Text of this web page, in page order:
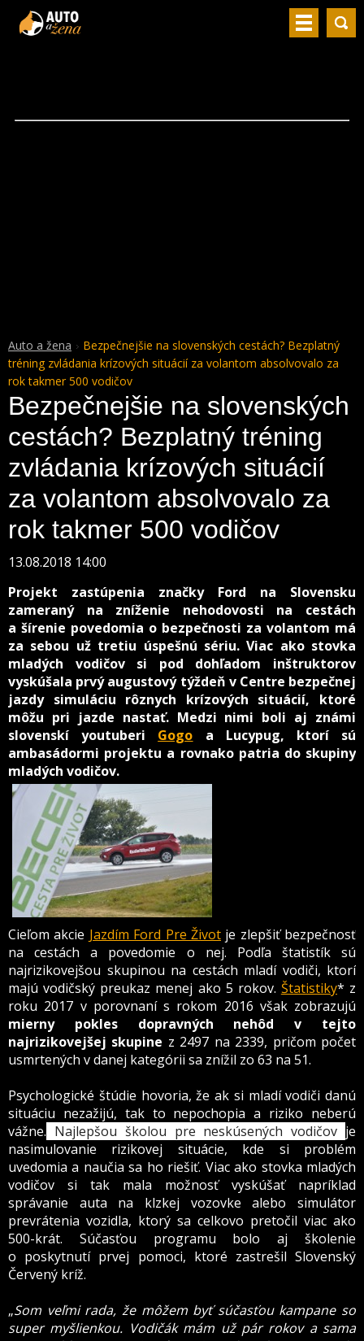
Auto a žena
Bezpečnejšie na slovenských cestách? Bezplatný
tréning zvládania krízových situácií za volantom absolvovalo za
rok takmer 500 vodičov
Bezpečnejšie na slovenských
cestách? Bezplatný tréning
zvládania krízových situácií
za volantom absolvovalo za
rok takmer 500 vodičov
13.08.2018 14:00
Projekt zastúpenia značky Ford na Slovensku
zameraný na zníženie nehodovosti na cestách
a šírenie povedomia o bezpečnosti za volantom má
za sebou už tretiu úspešnú sériu. Viac ako stovka
mladých vodičov si pod dohľadom inštruktorov
vyskúšala prvý augustový týždeň v Centre bezpečnej
jazdy simuláciu rôznych krízových situácií, ktoré
môžu pri jazde nastať. Medzi nimi boli aj známi
slovenskí youtuberi Gogo a Lucypug, ktorí sú
ambasádormi projektu a rovnako patria do skupiny
mladých vodičov.
Cieľom akcie Jazdím Ford Pre Životje zlepšiť bezpečnosť
na cestách a povedomie o nej. Podľa štatistík sú
najrizikovejšou skupinou na cestách mladí vodiči, ktorí
majú vodičský preukaz menej ako 5 rokov. Štatistiky* z
roku 2017 v porovnaní s rokom 2016 však zobrazujú
mierny pokles dopravných nehôd v tejto
najrizikovejšej skupine z 2497 na 2339, pričom počet
usmrtených v danej kategórii sa znížil zo 63 na 51.
Psychologické štúdie hovoria, že ak si mladí vodiči danú
situáciu nezažijú, tak to nepochopia a riziko neberú
vážne. Najlepšou školou pre neskúsených vodičov je
nasimulovanie rizikovej situácie, kde si problém
uvedomia a naučia sa ho riešiť. Viac ako stovka mladých
vodičov si tak mala možnosť vyskúšať napríklad
správanie auta na klzkej vozovke alebo simulátor
prevrátenia vozidla, ktorý sa celkovo pretočil viac ako
500-krát. Súčasťou programu bolo aj školenie
o poskytnutí prvej pomoci, ktoré zastrešil Slovenský
Červený kríž.
„Som veľmi rada, že môžem byť súčasťou kampane so
super myšlienkou. Vodičák mám už pár rokov a sama